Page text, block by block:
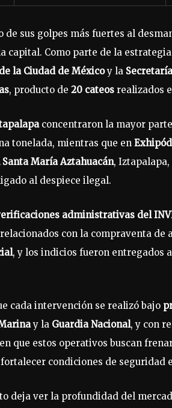
de sus golpes más fuertes al
capital. Como parte de la
la Ciudad de Méxicoy la
, producto de 20 cateos realizados
concentraron la mayor
tonelada, mientras que en
María Aztahuacán,
al despiece ilegal.
administrativas del
con la compraventa de
, y los indicios fueron entregados
cada intervención se realizó bajo
y la Guardia Nacional, y con
que estos operativos buscan
condiciones de seguridad
deja ver la profundidad del